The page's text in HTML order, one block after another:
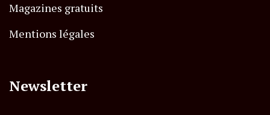
Magazines gratuits
Mentions légales
Newsletter